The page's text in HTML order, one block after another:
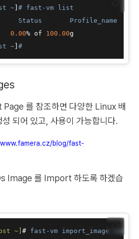
~] # fast-vm list
Status       Profile_name
0.00% of 100.00g
~] #
를 참조하면 다양한 Linux 배
되어 있고, 사용이 가능합니다.
blog/fast-
Image 를 Import 하도록 하겠습
~] # fast-vm import_image